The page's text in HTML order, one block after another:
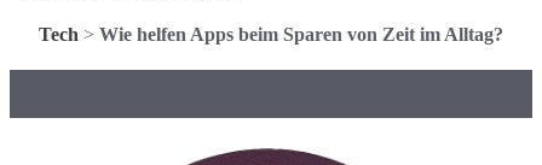
Tech > Wie helfen Apps beim Sparen von Zeit im Alltag?